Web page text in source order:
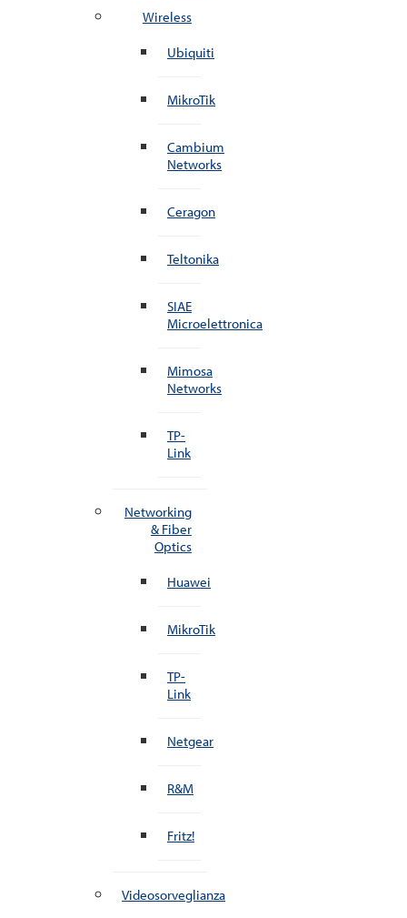
Wireless
Ubiquiti
MikroTik
Cambium
Networks
Ceragon
Teltonika
SIAE
Microelettronica
Mimosa
Networks
TP-
Link
Networking
& Fiber
Optics
Huawei
MikroTik
TP-
Link
Netgear
R&M
Fritz!
Videosorveglianza